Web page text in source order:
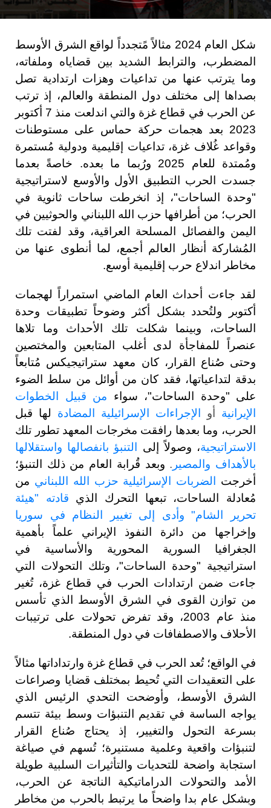
شكل العام 2024 مثالاً مًتجدداً لواقع الشرق الأوسط
المضطرب، والترابط الشديد بين قضاياه وملفاته،
وما يترتب عنها من تداعيات وهزات ارتدادية تصل
بصداها إلى مختلف دول المنطقة والعالم، إذ ترتب
عن الحرب في قطاع غزة والتي اندلعت منذ 7 أكتوبر
2023 بعد هجمات حركة حماس على مستوطنات
وقواعد غُلاف غزة، تداعيات إقليمية ودولية مُستمرة
ومُمتدة للعام 2025 ورُبما ما بعده. خاصةً بعدما
جسدت الحرب التطبيق الأول والأوسع لاستراتيجية
"وحدة الساحات"، إذ انخرطت ساحات ثانوية في
الحرب؛ من أطرافها حزب الله اللبناني والحوثيين في
اليمن والفصائل المسلحة العراقية، وقد لفتت تلك
المُشاركة أنظار العالم أجمع، لما أنطوى عنها من
مخاطر اندلاع حرب إقليمية أوسع.
لقد جاءت أحداث العام الماضي استمراراً لهجمات
أكتوبر ولتُحدد بشكل أكثر وضوحاً تطبيقات وحدة
الساحات، وبينما شكلت تلك الأحداث وما تلاها
عنصراً للمفاجأة لدى أغلب المتابعين والمختصين
وحتى صُناع القرار، كان معهد ستراتيجيكس مُتابعاً
بدقة لتداعياتها، فقد كان من أوائل من سلط الضوء
على "وحدة الساحات"، سواء من قبيل الخطوات
الإيرانية أو الإجراءات الإسرائيلية المضادة
لها قبل
الحرب، وما بعدها رافقت مخرجات المعهد تطور تلك
الاستراتيجية، وصولاً إلى التنبؤ بانفصالها واستقلالها
بالأهداف والمصير . وبعد قُرابة العام من ذلك التنبؤ؛
أخرجت الضربات الإسرائيلية حزب الله اللبناني من
مُعادلة الساحات، تبعها التحرك الذي قادته "هيئة
تحرير الشام" وأدى إلى تغيير النظام في سوريا
وإخراجها من دائرة النفوذ الإيراني علماً بأهمية
الجغرافيا السورية المحورية والأساسية في
استراتيجية "وحدة الساحات"، وتلك التحولات التي
جاءت ضمن ارتدادات الحرب في قطاع غزة، تُغير
من توازن القوى في الشرق الأوسط الذي تأسس
منذ عام 2003، وقد تفرض تحولات على ترتيبات
الأحلاف والاصطفافات في دول المنطقة.
في الواقع؛ تُعد الحرب في قطاع غزة وارتداداتها مثالاً
على التعقيدات التي تُحيط بمختلف قضايا وصراعات
الشرق الأوسط، وأوضحت التحدي الرئيس الذي
يواجه الساسة في تقديم التنبؤات وسط بيئة تتسم
بسرعة التحول والتغيير، إذ يحتاج صُناع القرار
لتنبؤات واقعية وعلمية مستنيرة؛ تُسهم في صياغة
استجابة واضحة للتحديات والتأثيرات السلبية طويلة
الأمد والتحولات الدراماتيكية الناتجة عن الحرب،
وبشكل عام بدا واضحاً ما يرتبط بالحرب من مخاطر